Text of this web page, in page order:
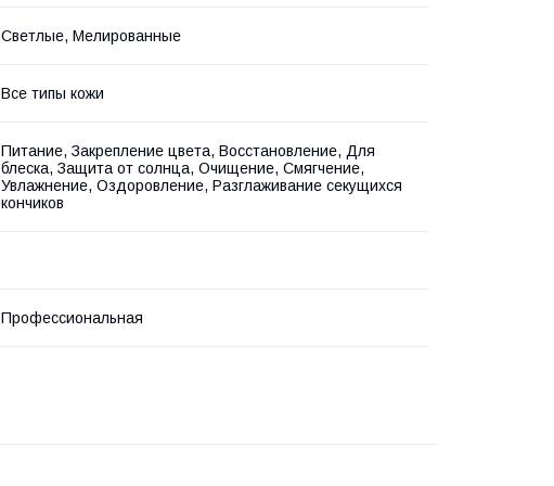
Светлые, Мелированные
Все типы кожи
Питание, Закрепление цвета, Восстановление, Для
блеска, Защита от солнца, Очищение, Смягчение,
Увлажнение, Оздоровление, Разглаживание секущихся
кончиков
Профессиональная